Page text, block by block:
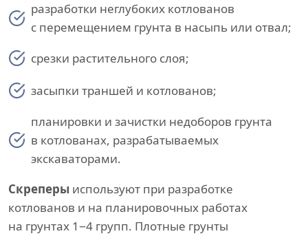
разработки неглубоких котлованов
с перемещением грунта в насыпь или отвал;
срезки растительного слоя;
засыпки траншей и котлованов;
планировки и зачистки недоборов грунта
в котлованах, разрабатываемых
экскаваторами.
Скреперы используют при разработке
котлованов и на планировочных работах
на грунтах 1−4 групп. Плотные грунты